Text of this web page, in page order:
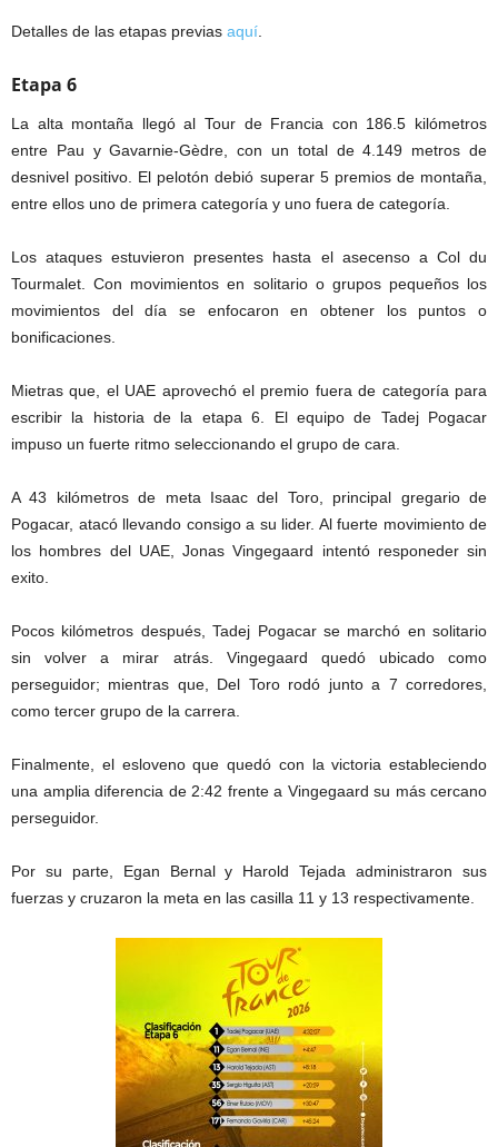
Detalles de las etapas previas aquí
Etapa 6
La alta montaña llegó al Tour de Francia con 186.5 kilómetros
entre Pau y Gavarnie-Gèdre, con un total de 4.149 metros de
desnivel positivo. El pelotón debió superar 5 premios de montaña,
entre ellos uno de primera categoría y uno fuera de categoría.
Los ataques estuvieron presentes hasta el asecenso a Col du
Tourmalet. Con movimientos en solitario o grupos pequeños los
movimientos del día se enfocaron en obtener los puntos o
bonificaciones.
Mietras que, el UAE aprovechó el premio fuera de categoría para
escribir la historia de la etapa 6. El equipo de Tadej Pogacar
impuso un fuerte ritmo seleccionando el grupo de cara.
A 43 kilómetros de meta Isaac del Toro, principal gregario de
Pogacar, atacó llevando consigo a su lider. Al fuerte movimiento de
los hombres del UAE, Jonas Vingegaard intentó responeder sin
exito.
Pocos kilómetros después, Tadej Pogacar se marchó en solitario
sin volver a mirar atrás. Vingegaard quedó ubicado como
perseguidor; mientras que, Del Toro rodó junto a 7 corredores,
como tercer grupo de la carrera.
Finalmente, el esloveno que quedó con la victoria estableciendo
una amplia diferencia de 2:42 frente a Vingegaard su más cercano
perseguidor.
Por su parte, Egan Bernal y Harold Tejada administraron sus
fuerzas y cruzaron la meta en las casilla 11 y 13 respectivamente.